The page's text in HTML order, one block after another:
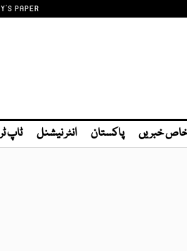
PAPER
خبریں پاکستان انٹر نیشنل ٹاپ